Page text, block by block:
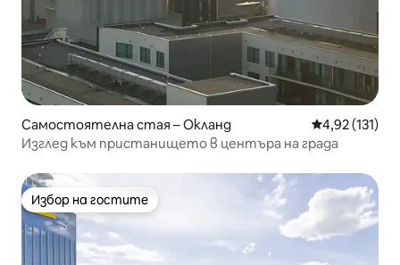
Самостоятелна стая – Окланд Средна
4,92 (131)
Изглед към пристанището в центъра на града
Избор на гостите
Избор на гостите